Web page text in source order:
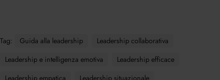
Tag: Guida alla leadership
Leadership collaborativa
Leadership e intelligenza emotiva
Leadership efficace